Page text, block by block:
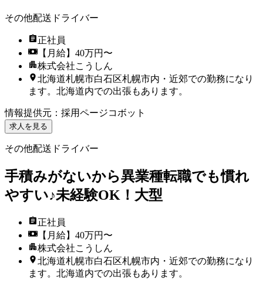
その他配送ドライバー
正社員
【月給】40万円〜
株式会社こうしん
北海道札幌市白石区札幌市内・近郊での勤務になり
ます。北海道内での出張もあります。
情報提供元 ： 採用ページコボット
求人を見る
その他配送ドライバー
手積みがないから異業種転職でも慣れ
やすい♪未経験OK！大型
正社員
【月給】40万円〜
株式会社こうしん
北海道札幌市白石区札幌市内・近郊での勤務になり
ます。北海道内での出張もあります。